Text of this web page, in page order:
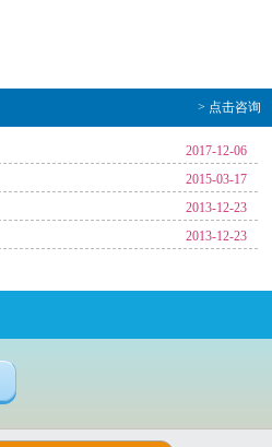
> 点击咨询
2017-12-06
2015-03-17
2013-12-23
2013-12-23